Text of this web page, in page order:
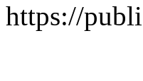
https://